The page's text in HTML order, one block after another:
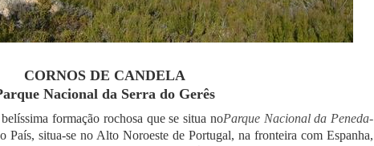
CORNOS DE CANDELA
Nacional da Serra do Gerês
formação rochosa que se situa noParque Nacional da Peneda-
País, situa-se no Alto Noroeste de Portugal, na fronteira com Espanha,